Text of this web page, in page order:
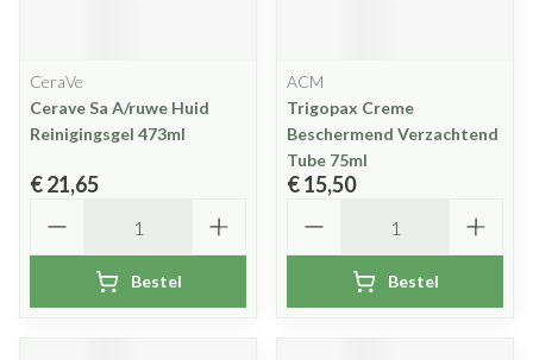
CeraVe
Cerave Sa A/ruwe Huid
Reinigingsgel 473ml
€ 21,65
Bestel
ACM
Trigopax Creme
Beschermend Verzachtend
Tube 75ml
€ 15,50
Bestel